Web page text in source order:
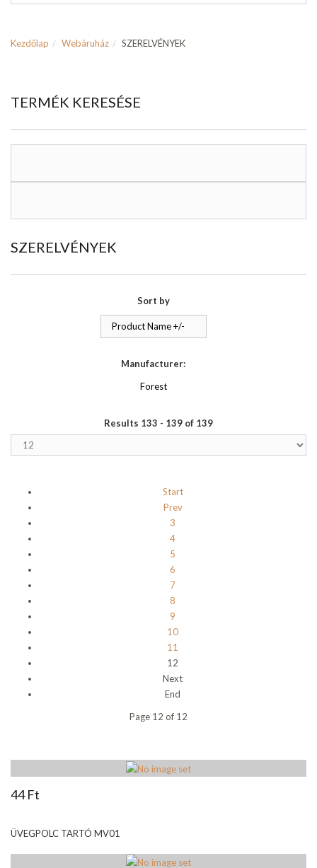
Kezdőlap Webáruház SZERELVÉNYEK
TERMÉK KERESÉSE
SZERELVÉNYEK
Sort by
Product Name +/-
Manufacturer:
Forest
Results 133 - 139 of 139
Start
Prev
3
4
5
6
7
8
9
10
11
12
Next
End
Page 12 of 12
44 Ft
ÜVEGPOLC TARTÓ MV01